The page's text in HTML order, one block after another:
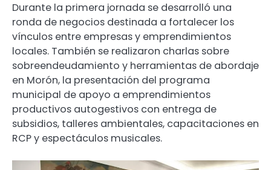
Durante la primera jornada se desarrolló una
ronda de negocios destinada a fortalecer los
vínculos entre empresas y emprendimientos
locales. También se realizaron charlas sobre
sobreendeudamiento y herramientas de abordaje
en Morón, la presentación del programa
municipal de apoyo a emprendimientos
productivos autogestivos con entrega de
subsidios, talleres ambientales, capacitaciones en
RCP y espectáculos musicales.